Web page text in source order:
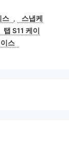
스 ,
스냅케
탭 S11 케이
스